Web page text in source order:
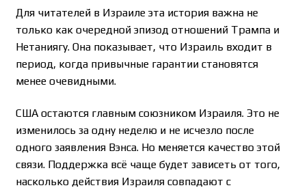
Для читателей в Израиле эта история важна не
только как очередной эпизод отношений Трампа и
Нетаниягу. Она показывает, что Израиль входит в
период, когда привычные гарантии становятся
менее очевидными.
США остаются главным союзником Израиля. Это не
изменилось за одну неделю и не исчезло после
одного заявления Вэнса. Но меняется качество этой
связи. Поддержка всё чаще будет зависеть от того,
насколько действия Израиля совпадают с